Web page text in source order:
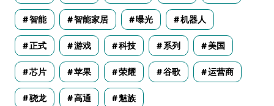
智能 智能家居 曝光 机器人
正式 游戏 科技 系列 美国
芯片 苹果 荣耀 谷歌 运营商
骁龙 高通 魅族